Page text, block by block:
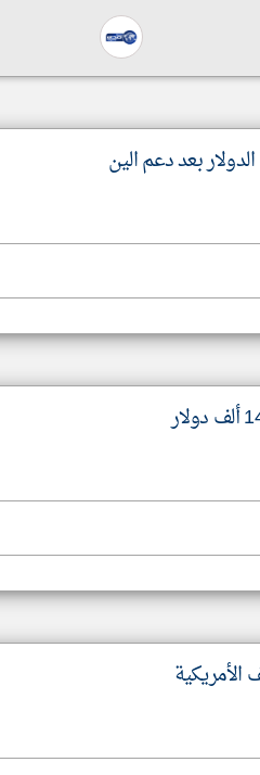
بعد دعم الين
الأمريكية